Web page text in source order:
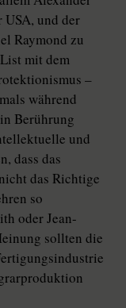
und der
Raymond zu
mit dem
–
während
Berührung
und
dass das
das Richtige
so
oder Jean-
sollten die